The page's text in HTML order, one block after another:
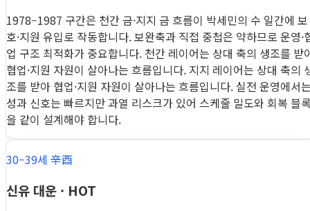
1978–1987 구간은 천간 금·지지 금 흐름이 박세민의 수 일간에 보
호·지원 유입로 작동합니다. 보완축과 직접 중첩은 약하므로 운영·
업 구조 최적화가 중요합니다. 천간 레이어는 상대 축의 생조를 받
협업·지원 자원이 살아나는 흐름입니다. 지지 레이어는 상대 축의
조를 받아 협업·지원 자원이 살아나는 흐름입니다. 실전 운영에서
성과 신호는 빠르지만 과열 리스크가 있어 스케줄 밀도와 회복 블
을 같이 설계해야 합니다.
30–39세 辛酉
신유 대운 · HOT